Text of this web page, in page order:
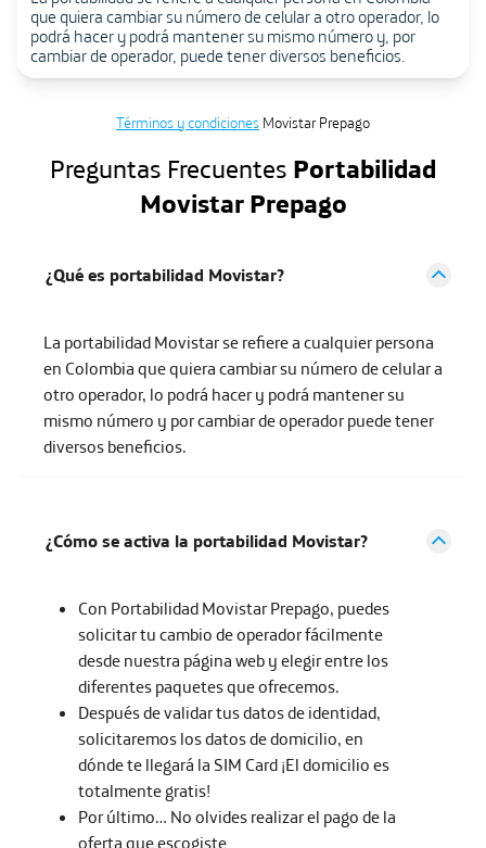
¿Vas a viajar? Activa una línea prepago con roaming
internacional y mantente conectado en el extranjero. Con
nuestros paquetes, tendrás datos para mantenerte
conectado hasta en 64 países.
que quiera cambiar su número de celular a otro operador, lo
podrá hacer y podrá mantener su mismo número y, por
cambiar de operador, puede tener diversos beneficios.
número diferente al de siempre sin necesidad de portarte.
Pero si quieres conservar tu número actual de otro operador,
puedes solicitar la portabilidad.
Términos y condiciones Movistar Prepago
Preguntas Frecuentes Portabilidad
Movistar Prepago
¿Qué es portabilidad Movistar?
La portabilidad Movistar se refiere a cualquier persona
en Colombia que quiera cambiar su número de celular a
otro operador, lo podrá hacer y podrá mantener su
mismo número y por cambiar de operador puede tener
diversos beneficios.
¿Cómo se activa la portabilidad Movistar?
Con Portabilidad Movistar Prepago, puedes
solicitar tu cambio de operador fácilmente
desde nuestra página web y elegir entre los
diferentes paquetes que ofrecemos.
Después de validar tus datos de identidad,
solicitaremos los datos de domicilio, en
dónde te llegará la SIM Card ¡El domicilio es
totalmente gratis!
Por último… No olvides realizar el pago de la
oferta que escogiste